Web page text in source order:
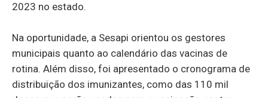
2023 no estado.
Na oportunidade, a Sesapi orientou os gestores
municipais quanto ao calendário das vacinas de
rotina. Além disso, foi apresentado o cronograma de
distribuição dos imunizantes, como das 110 mil